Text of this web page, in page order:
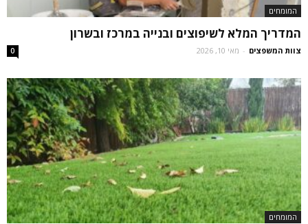
המומחים
המדריך המלא לשיפוצים ובנייה במרכז ובשרון
צוות המשפצים - מאי 10, 2026 0
המומחים